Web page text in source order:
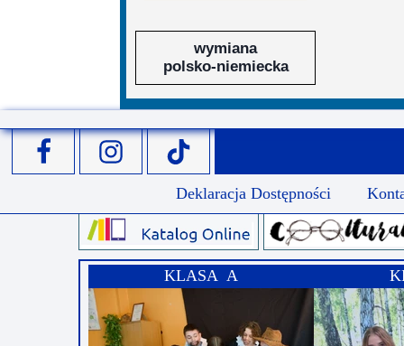
wymiana
polsko-niemiecka
KLASA A
Deklaracja Dostępności